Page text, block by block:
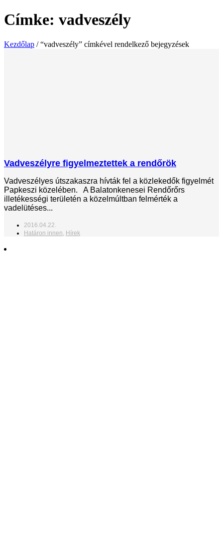
Címke: vadveszély
Kezdőlap / “vadveszély” címkével rendelkező bejegyzések
Vadveszélyre figyelmeztettek a rendőrök
Vadveszélyes útszakaszra hívták fel a közlekedők figyelmét
Papkeszi közelében. A Balatonkenesei Rendőrőrs
illetékességi területén a közelmúltban felmérték a
vadelütéses...
2016.04.22.
Határon innen, Hírek